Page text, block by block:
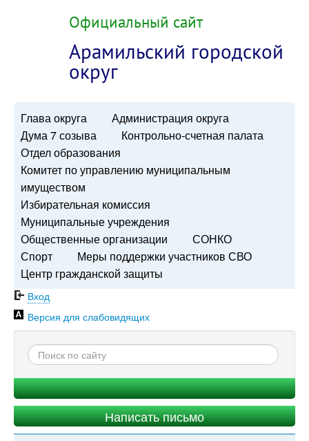
Официальный сайт
Арамильский городской
округ
Глава округа
Администрация округа
Дума 7 созыва
Контрольно-счетная палата
Отдел образования
Комитет по управлению муниципальным
имуществом
Избирательная комиссия
Муниципальные учреждения
Общественные организации
СОНКО
Спорт
Меры поддержки участников СВО
Центр гражданской защиты
Вход
Версия для слабовидящих
Написать письмо